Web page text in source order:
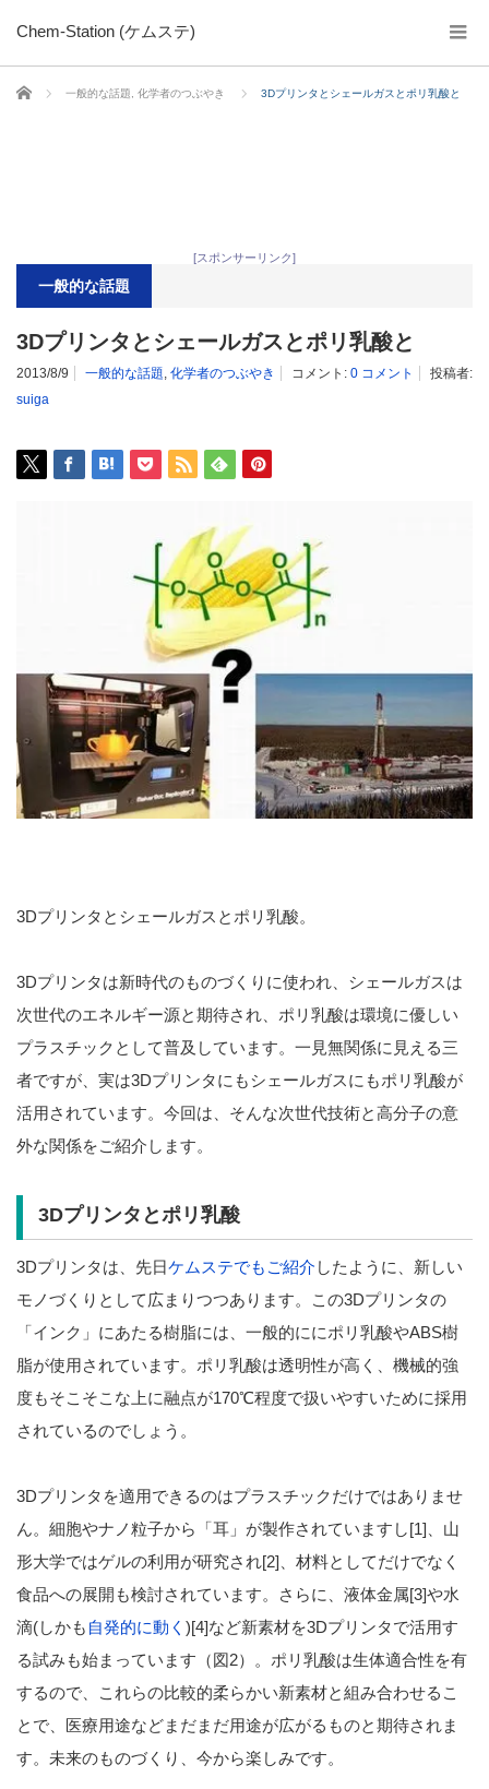
Chem-Station (ケムステ)
ホーム 一般的な話題 化学者のつぶやき 3Dプリンタとシェールガスとポリ乳酸と
[スポンサーリンク]
一般的な話題
3Dプリンタとシェールガスとポリ乳酸と
2013/8/9 一般的な話題, 化学者のつぶやき コメント: 0 コメント
投稿者:
suiga
3Dプリンタとシェールガスとポリ乳酸。
3Dプリンタは新時代のものづくりに使われ、シェールガスは
次世代のエネルギー源と期待され、ポリ乳酸は環境に優しい
プラスチックとして普及しています。一見無関係に見える三
者ですが、実は3Dプリンタにもシェールガスにもポリ乳酸が
活用されています。今回は、そんな次世代技術と高分子の意
外な関係をご紹介します。
3Dプリンタとポリ乳酸
3Dプリンタは、先日ケムステでもご紹介 したように、新しい
モノづくりとして広まりつつあります。この3Dプリンタの
「インク」にあたる樹脂には、一般的ににポリ乳酸やABS樹
脂が使用されています。ポリ乳酸は透明性が高く、機械的強
度もそこそこな上に融点が170℃程度で扱いやすいために採用
されているのでしょう。
3Dプリンタを適用できるのはプラスチックだけではありませ
ん。細胞やナノ粒子から「耳」が製作されていますし[1]、山
形大学ではゲルの利用が研究され[2]、材料としてだけでなく
食品への展開も検討されています。さらに、液体金属[3]や水
滴(しかも 自発的に動く )[4]など新素材を3Dプリンタで活用す
る試みも始まっています（図2）。ポリ乳酸は生体適合性を有
するので、これらの比較的柔らかい新素材と組み合わせるこ
とで、医療用途などまだまだ用途が広がるものと期待されま
す。未来のものづくり、今から楽しみです。